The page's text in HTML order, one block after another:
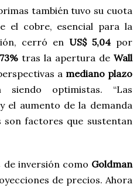
también tuvo su cuota
el cobre, esencial para la
cerró en US$ 5,04por
tras la apertura de Wall
a mediano plazo
optimistas. “Las
el aumento de la demanda
factores que sustentan
de inversión como Goldman
de precios. Ahora